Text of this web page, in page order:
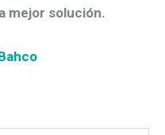
mejor solución.